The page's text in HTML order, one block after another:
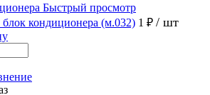
Быстрый просмотр
кондиционера (м.032) 1 ₽ / шт